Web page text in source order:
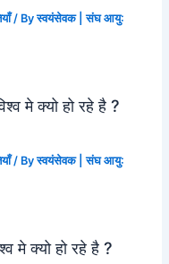
/ Byस्वयंसेवक | संघ आयु:
मे क्यो हो रहे है ?
/ Byस्वयंसेवक | संघ आयु:
मे क्यो हो रहे है ?